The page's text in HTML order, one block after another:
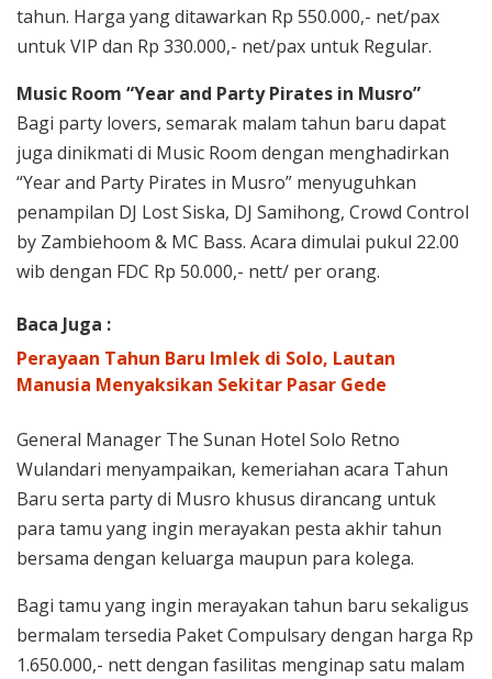
tahun. Harga yang ditawarkan Rp 550.000,- net/pax
untuk VIP dan Rp 330.000,- net/pax untuk Regular.
Music Room “Year and Party Pirates in Musro”
Bagi party lovers, semarak malam tahun baru dapat
juga dinikmati di Music Room dengan menghadirkan
“Year and Party Pirates in Musro” menyuguhkan
penampilan DJ Lost Siska, DJ Samihong, Crowd Control
by Zambiehoom & MC Bass. Acara dimulai pukul 22.00
wib dengan FDC Rp 50.000,- nett/ per orang.
Baca Juga :
Perayaan Tahun Baru Imlek di Solo, Lautan
Manusia Menyaksikan Sekitar Pasar Gede
General Manager The Sunan Hotel Solo Retno
Wulandari menyampaikan, kemeriahan acara Tahun
Baru serta party di Musro khusus dirancang untuk
para tamu yang ingin merayakan pesta akhir tahun
bersama dengan keluarga maupun para kolega.
Bagi tamu yang ingin merayakan tahun baru sekaligus
bermalam tersedia Paket Compulsary dengan harga Rp
1.650.000,- nett dengan fasilitas menginap satu malam